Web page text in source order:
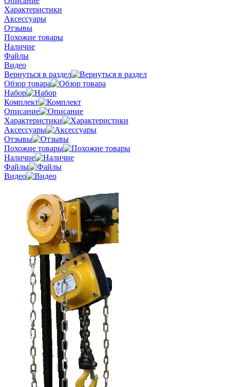
Характеристики
Аксессуары
Отзывы
Похожие товары
Наличие
Файлы
Видео
Вернуться в раздел
Обзор товара
Набор
Комплект
Описание
Характеристики
Аксессуары
Отзывы
Похожие товары
Наличие
Файлы
Видео